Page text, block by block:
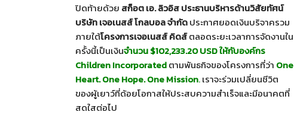
ปิดท้ายด้วย สก็อต เอ. ลิวอิส ประธานบริหารด้านวิสัยทัศน์
บริษัท เจอเนสส์ โกลบอล จำกัดประกาศยอดเงินบริจาครวม
ภายใต้โครงการเจอเนสส์ คิดส์ตลอดระยะเวลาการจัดงานใน
ครั้งนี้เป็นเงินจำนวน $102,233.20USD ให้กับองค์กร
Children Incorporatedตามพันธกิจของโครงการที่ว่า One
Heart. One Hope. One Mission.เราจะร่วมเปลี่ยนชีวิต
ของผู้เยาว์ที่ด้อยโอกาสให้ประสบความสำเร็จและมีอนาคตที่
สดใสต่อไป